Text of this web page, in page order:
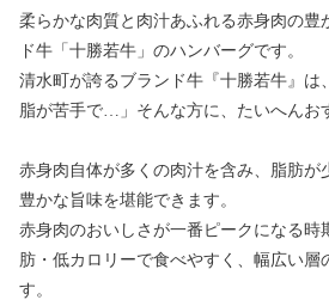
柔らかな肉質と肉汁あふれる赤身肉の豊
ド牛「十勝若牛」のハンバーグです。
清水町が誇るブランド牛『十勝若牛』は
脂が苦手で…」そんな方に、たいへんお
赤身肉自体が多くの肉汁を含み、脂肪が
豊かな旨味を堪能できます。
赤身肉のおいしさが一番ピークになる時
肪・低カロリーで食べやすく、幅広い層
す。